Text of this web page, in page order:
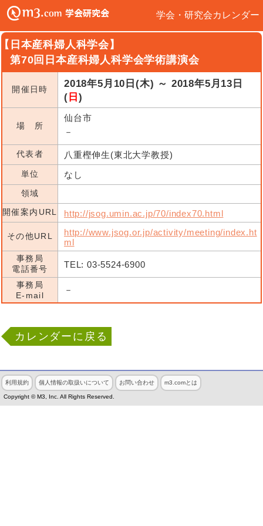
学会・研究会カレンダー
日本産科婦人科学会】
第70回日本産科婦人科学会学術講演会
開催日時
2018年5月10日(木) ～ 2018年5月13日
( 日 )
場 所
仙台市
－
代表者 八重樫伸生(東北大学教授)
単位 なし
領域
開催案内URL
http://jsog.umin.ac.jp/70/index70.html
その他URL
http://www.jsog.or.jp/activity/meeting/index.ht
ml
事務局
電話番号
TEL: 03-5524-6900
事務局
E-mail
－
カレンダーに戻る
利用規約 個人情報の取扱いについて お問い合わせ m3.comとは
Copyright © M3, Inc. All Rights Reserved.